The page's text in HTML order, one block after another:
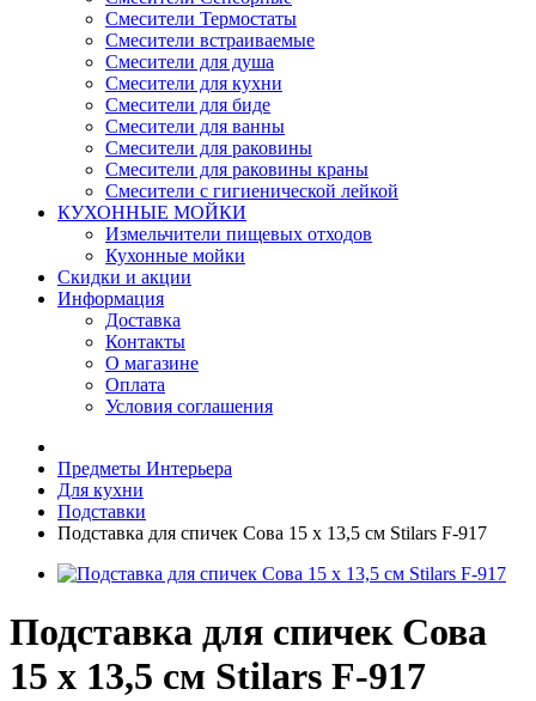
Смесители Термостаты
Смесители встраиваемые
Смесители для душа
Смесители для кухни
Смесители для биде
Смесители для ванны
Смесители для раковины
Смесители для раковины краны
Смесители с гигиенической лейкой
КУХОННЫЕ МОЙКИ
Измельчители пищевых отходов
Кухонные мойки
Скидки и акции
Информация
Доставка
Контакты
О магазине
Оплата
Условия соглашения
Предметы Интерьера
Для кухни
Подставки
Подставка для спичек Сова 15 х 13,5 см Stilars F-917
Подставка для спичек Сова
15 х 13,5 см Stilars F-917